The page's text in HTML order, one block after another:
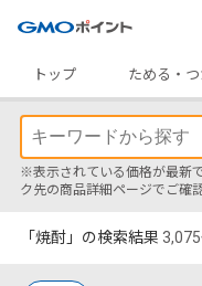
トップ
ためる・つ
※表示されている価格が最新
ク先の商品詳細ページでご確
「焼酎」の検索結果 3,075